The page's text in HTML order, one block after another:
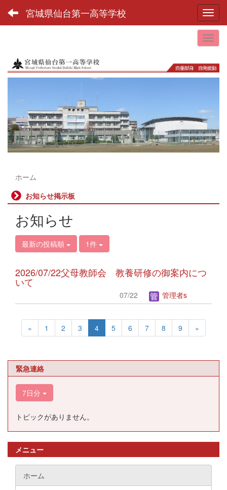
宮城県仙台第一高等学校
ホーム
お知らせ掲示板
お知らせ
最新の投稿順 1件
2026/07/22父母教師会 教養研修の御案内につ
いて
07/22 管理者s
« 1 2 3 4 5 6 7 8 9 »
緊急連絡
7日分
トピックがありません。
メニュー
ホーム